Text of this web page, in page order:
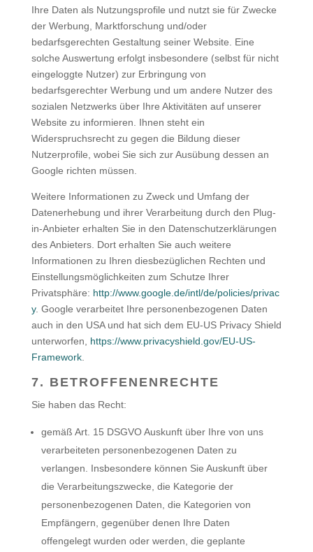
Ihre Daten als Nutzungsprofile und nutzt sie für Zwecke
der Werbung, Marktforschung und/oder
bedarfsgerechten Gestaltung seiner Website. Eine
solche Auswertung erfolgt insbesondere (selbst für nicht
eingeloggte Nutzer) zur Erbringung von
bedarfsgerechter Werbung und um andere Nutzer des
sozialen Netzwerks über Ihre Aktivitäten auf unserer
Website zu informieren. Ihnen steht ein
Widerspruchsrecht zu gegen die Bildung dieser
Nutzerprofile, wobei Sie sich zur Ausübung dessen an
Google richten müssen.
Weitere Informationen zu Zweck und Umfang der
Datenerhebung und ihrer Verarbeitung durch den Plug-
in-Anbieter erhalten Sie in den Datenschutzerklärungen
des Anbieters. Dort erhalten Sie auch weitere
Informationen zu Ihren diesbezüglichen Rechten und
Einstellungsmöglichkeiten zum Schutze Ihrer
Privatsphäre: http://www.google.de/intl/de/policies/privac
y. Google verarbeitet Ihre personenbezogenen Daten
auch in den USA und hat sich dem EU-US Privacy Shield
unterworfen, https://www.privacyshield.gov/EU-US-
Framework.
7. BETROFFENENRECHTE
Sie haben das Recht:
gemäß Art. 15 DSGVO Auskunft über Ihre von uns
verarbeiteten personenbezogenen Daten zu
verlangen. Insbesondere können Sie Auskunft über
die Verarbeitungszwecke, die Kategorie der
personenbezogenen Daten, die Kategorien von
Empfängern, gegenüber denen Ihre Daten
offengelegt wurden oder werden, die geplante